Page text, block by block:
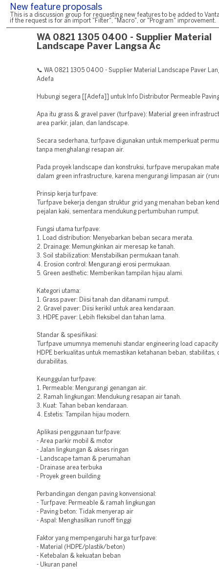
New feature proposals
This is a discussion group for requesting new features to be added to
if the request is for an import "Filter", "Macro", or "Program" improvement.
WA 0821 1305 0400 - Supplier Material
Landscape Paver Langsa Ac
📞 WA 0821 1305 0400 - Supplier Material Landscape Paver
Adefa
Hubungi segera [[Adefa]] untuk Info Distributor Permeable
Apa itu grass & gravel paver (turfpave): Material green
area parkir, jalan, dan landscape.
Secara sederhana, turfpave digunakan untuk memperkuat
tanpa menghalangi resapan air.
Pada proyek landscape dan konstruksi, turfpave merupakan
dalam green infrastructure, karena mengurangi limpasan air
Prinsip kerja turfpave:
Turfpave bekerja dengan struktur grid yang menahan beban
pejalan kaki, sementara mendukung pertumbuhan rumput.
Fungsi utama turfpave:
1. Load distribution: Menyebarkan beban secara merata.
2. Drainage: Memungkinkan air meresap ke tanah.
3. Soil stabilization: Menstabilkan permukaan tanah.
4. Erosion control: Mengurangi erosi permukaan.
5. Green aesthetic: Memberikan tampilan hijau alami.
Kategori utama:
1. Grass paver: Diisi tanah dan ditanami rumput.
2. Gravel paver: Diisi kerikil untuk area kendaraan.
3. HDPE paver: Lebih fleksibel dan tahan lama.
Standar & spesifikasi:
Turfpave umumnya memenuhi standar engineering load
HDPE berkualitas untuk memastikan ketahanan beban, stabilitas,
durabilitas.
Keunggulan turfpave:
1. Permeable: Mengurangi genangan air.
2. Ramah lingkungan: Mendukung resapan air tanah.
3. Kuat: Tahan beban kendaraan.
4. Estetis: Tampilan hijau modern.
Aplikasi penggunaan turfpave:
- Area parkir mobil & motor
- Jalan lingkungan & akses ringan
- Landscape taman & perumahan
- Drainase area terbuka
- Proyek green building
Perbandingan dengan paving konvensional:
- Turfpave: Permeable & ramah lingkungan
- Paving beton: Tidak menyerap air
- Aspal: Menghasilkan runoff tinggi
Faktor yang mempengaruhi harga turfpave:
- Material (HDPE/plastik/beton)
- Ketebalan & kekuatan beban
- Ukuran panel